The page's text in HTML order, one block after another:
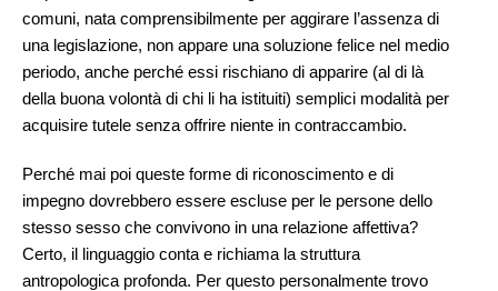
comuni, nata comprensibilmente per aggirare l’assenza di
una legislazione, non appare una soluzione felice nel medio
periodo, anche perché essi rischiano di apparire (al di là
della buona volontà di chi li ha istituiti) semplici modalità per
acquisire tutele senza offrire niente in contraccambio.
Perché mai poi queste forme di riconoscimento e di
impegno dovrebbero essere escluse per le persone dello
stesso sesso che convivono in una relazione affettiva?
Certo, il linguaggio conta e richiama la struttura
antropologica profonda. Per questo personalmente trovo